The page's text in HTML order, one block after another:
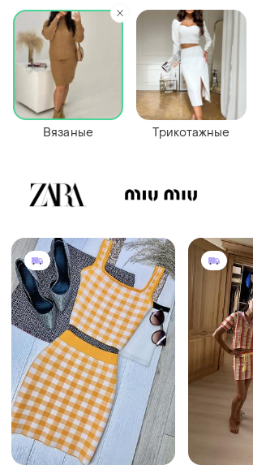
Вязаные Трикотажные